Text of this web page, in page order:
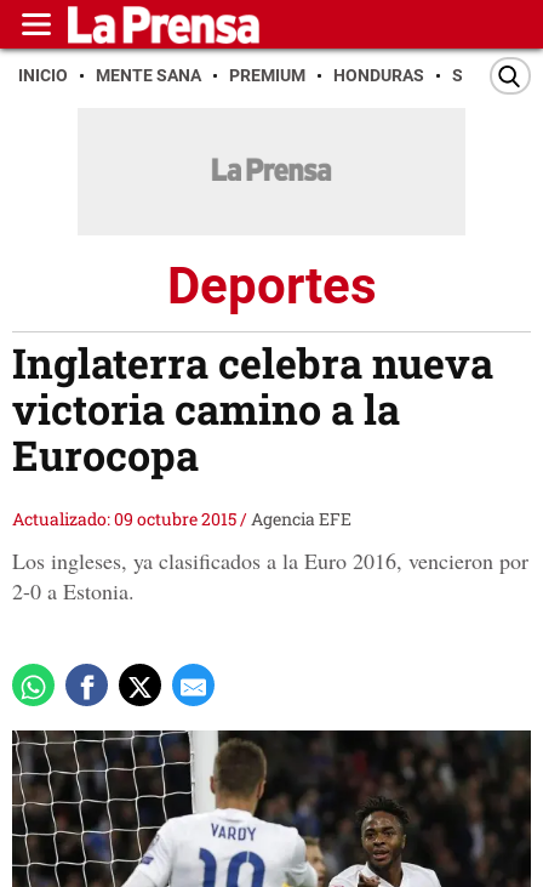
INICIO MENTE SANA PREMIUM HONDURAS SAN PEDRO
Deportes
Inglaterra celebra nueva
victoria camino a la
Eurocopa
Actualizado: 09 octubre 2015/Agencia EFE
Los ingleses, ya clasificados a la Euro 2016, vencieron por
2-0 a Estonia.